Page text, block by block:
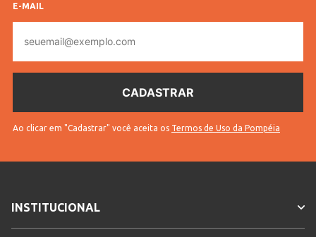
E-MAIL
mail
Ao clicar em "Cadastrar" você aceita os Termos de Uso da Pompéia
INSTITUCIONAL